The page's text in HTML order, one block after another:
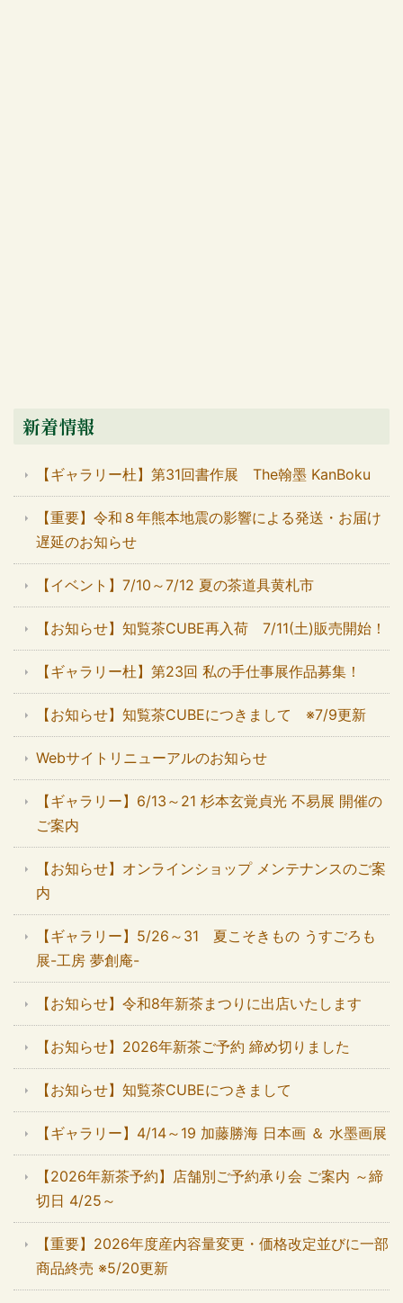
新着情報
【ギャラリー杜】第31回書作展 The翰墨 KanBoku
【重要】令和８年熊本地震の影響による発送・お届け
遅延のお知らせ
【イベント】7/10～7/12 夏の茶道具黄札市
【お知らせ】知覧茶CUBE再入荷 7/11(土)販売開始！
【ギャラリー杜】第23回 私の手仕事展作品募集！
【お知らせ】知覧茶CUBEにつきまして ※7/9更新
Webサイトリニューアルのお知らせ
【ギャラリー】6/13～21 杉本玄覚貞光 不易展 開催の
ご案内
【お知らせ】オンラインショップ メンテナンスのご案
内
【ギャラリー】5/26～31 夏こそきもの うすごろも
展-工房 夢創庵-
【お知らせ】令和8年新茶まつりに出店いたします
【お知らせ】2026年新茶ご予約 締め切りました
【お知らせ】知覧茶CUBEにつきまして
【ギャラリー】4/14～19 加藤勝海 日本画 ＆ 水墨画展
【2026年新茶予約】店舗別ご予約承り会 ご案内 ～締
切日 4/25～
【重要】2026年度産内容量変更・価格改定並びに一部
商品終売 ※5/20更新